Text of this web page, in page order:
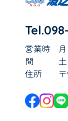
営業時
間
住所